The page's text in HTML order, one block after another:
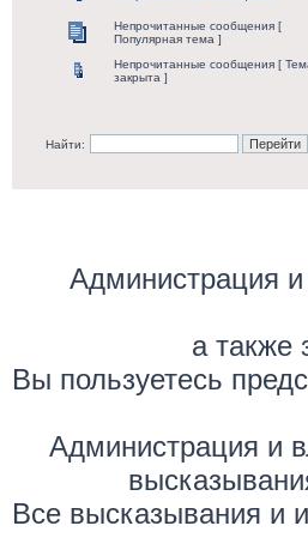
Непрочитанные сообщения [
Популярная тема ]
Непрочитанные сообщения [
закрыта ]
Найти:
Администрация и
а также
Вы пользуетесь
Администрация и
Все высказывания